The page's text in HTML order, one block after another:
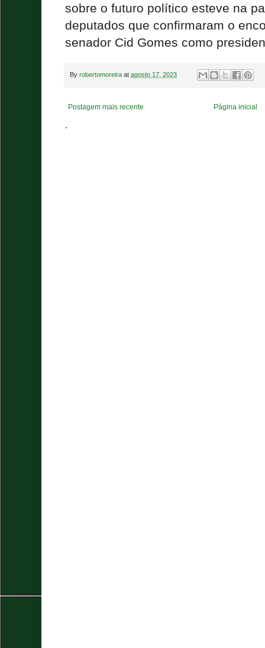
sobre o futuro político esteve na
deputados que confirmaram o
senador Cid Gomes como
By robertomoreira at agosto 17, 2023
Postagem mais recente Página inicial
.